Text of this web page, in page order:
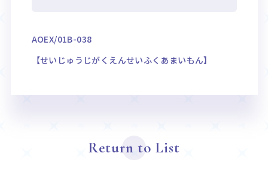
AOEX/01B-038
【せいじゅうじがくえんせいふくあまいもん】
Return to List